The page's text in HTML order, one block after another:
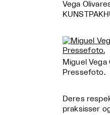
Vega
Miguel Vega
Pressefoto.
Deres
praksisser